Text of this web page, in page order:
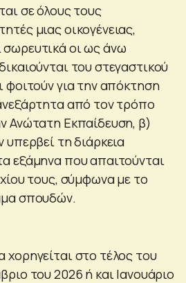
σε όλους τους
μιας οικογένειας,
οι ως άνω
του στεγαστικού
για την απόκτηση
από τον τρόπο
Ανώτατη Εκπαίδευση, β)
υπερβεί τη διάρκεια
εξάμηνα που απαιτούνται
τους, σύμφωνα με το
σπουδών.
στο τέλος του
του 2026 ή και Ιανουάριο